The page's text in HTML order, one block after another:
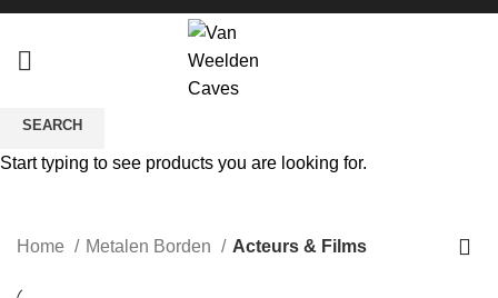
Acteurs & Films
Home Metalen Borden Acteurs & Films
SEARCH
Start typing to see products you are looking for.